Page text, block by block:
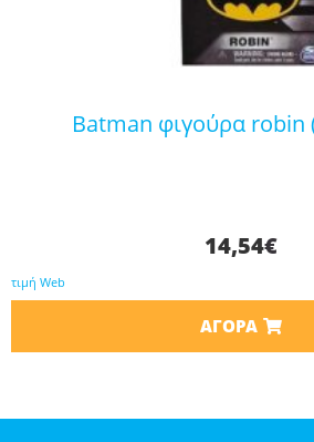
batman φιγούρα robin
14,54€
τιμή Web
ΑΓΟΡΆ